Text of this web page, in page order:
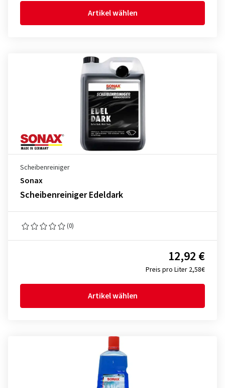
Artikel wählen
Scheibenreiniger
Sonax
Scheibenreiniger Edeldark
(0)
Preis pro Liter 2,58€
12,92 €
Artikel wählen